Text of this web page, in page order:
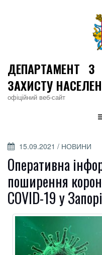
ДЕПАРТАМЕНТ З
ЗАХИСТУ
офіційний веб-сайт
POSTED
15.09.2021 / НОВИНИ
Оперативна
поширення
COVID-19 у